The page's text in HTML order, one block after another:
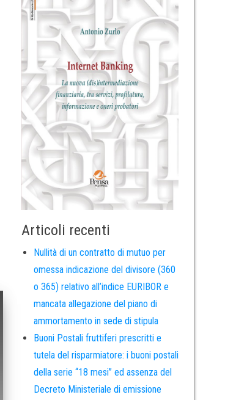
Articoli recenti
Nullità di un contratto di mutuo per
omessa indicazione del divisore (360
o 365) relativo all’indice EURIBOR e
mancata allegazione del piano di
ammortamento in sede di stipula
Buoni Postali fruttiferi prescritti e
tutela del risparmiatore: i buoni postali
della serie “18 mesi” ed assenza del
Decreto Ministeriale di emissione